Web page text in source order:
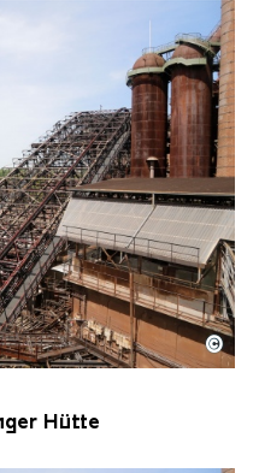
Hütte mit
Völklinger Hütte | Karl
©
Hütte